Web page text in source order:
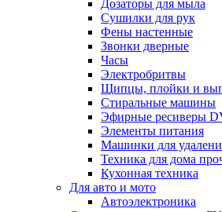
Дозаторы для мыла
Сушилки для рук
Фены настенные
Звонки дверные
Часы
Электробритвы
Щипцы, плойки и
Стиральные машины
Эфирные ресиверы
Элементы питания
Машинки для
Техника для дома
Кухонная техника
Для авто и мото
Автоэлектроника